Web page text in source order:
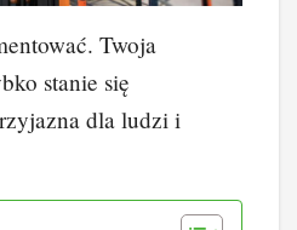
Twoja
stanie się
dla ludzi i